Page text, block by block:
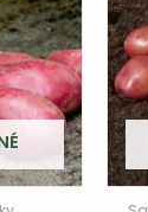
môžete
vybrať
na
stránke
produktu